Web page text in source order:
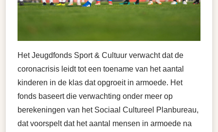
Het Jeugdfonds Sport & Cultuur verwacht dat de
coronacrisis leidt tot een toename van het aantal
kinderen in de klas dat opgroeit in armoede. Het
fonds baseert die verwachting onder meer op
berekeningen van het Sociaal Cultureel Planbureau,
dat voorspelt dat het aantal mensen in armoede na